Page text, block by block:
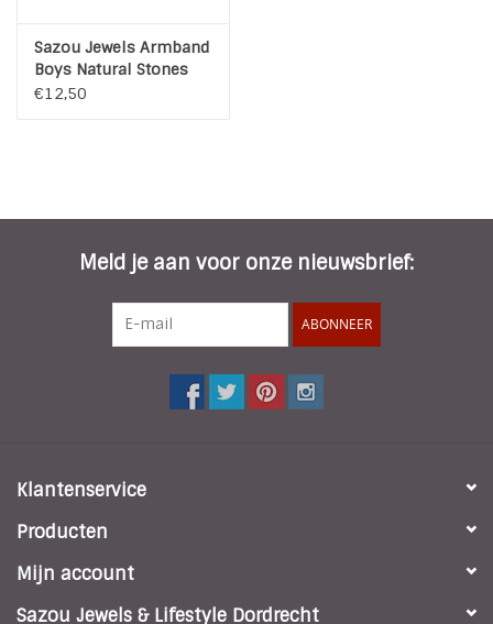
Sazou Jewels Armband
Boys Natural Stones
Black Onyx
€12,50
Meld je aan voor onze nieuwsbrief:
ABONNEER
Klantenservice
Producten
Mijn account
Sazou Jewels & Lifestyle Dordrecht